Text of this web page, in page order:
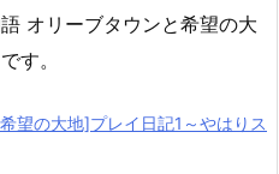
オリーブタウンと希望の大
す。
望の大地]プレイ日記1～やはりス